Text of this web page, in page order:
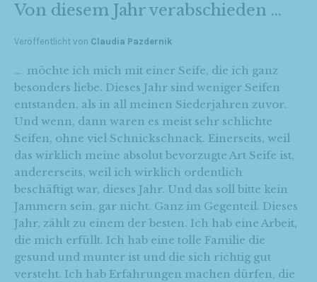
Von diesem Jahr verabschieden …
Veröffentlicht von Claudia Pazdernik
… möchte ich mich mit einer Seife, die ich ganz
besonders liebe. Dieses Jahr sind weniger Seifen
entstanden, als in all meinen Siederjahren zuvor.
Und wenn, dann waren es meist sehr schlichte
Seifen, ohne viel Schnickschnack. Einerseits, weil
das wirklich meine absolut bevorzugte Art Seife ist,
andererseits, weil ich wirklich ordentlich
beschäftigt war, dieses Jahr. Und das soll bitte kein
Jammern sein, gar nicht. Ganz im Gegenteil. Dieses
Jahr, zählt zu einem der besten. Ich hab eine Arbeit,
die mich erfüllt. Ich hab eine tolle Familie die
gesund und munter ist und die sich richtig gut
versteht. Ich hab Erfahrungen machen dürfen, die